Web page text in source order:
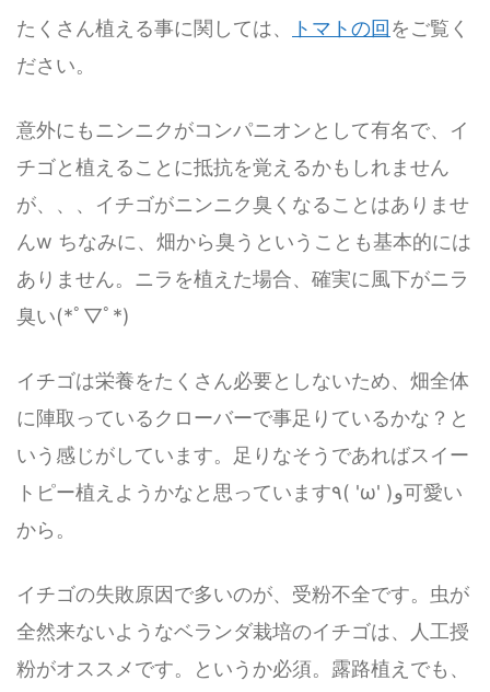
たくさん植える事に関しては、 トマトの回をご覧く
ださい。
意外にもニンニクがコンパニオンとして有名で、イ
チゴと植えることに抵抗を覚えるかもしれません
が、、、イチゴがニンニク臭くなることはありませ
んw ちなみに、畑から臭うということも基本的には
ありません。ニラを植えた場合、確実に風下がニラ
臭い(*ﾟ▽ﾟ*)
イチゴは栄養をたくさん必要としないため、畑全体
に陣取っているクローバーで事足りているかな？と
いう感じがしています。足りなそうであればスイー
トピー植えようかなと思っています٩( 'ω' )و可愛い
から。
イチゴの失敗原因で多いのが、受粉不全です。虫が
全然来ないようなベランダ栽培のイチゴは、人工授
粉がオススメです。というか必須。露路植えでも、